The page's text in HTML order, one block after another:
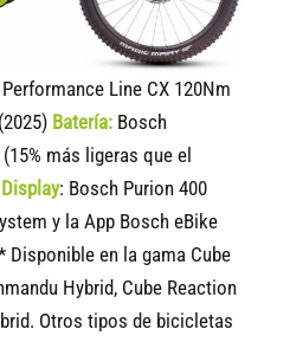
Line CX 120Nm
Batería: Bosch
más ligeras que el
Display: Bosch Purion 400
y la App Bosch eBike
Disponible en la gama Cube
Hybrid, Cube Reaction
Otros tipos de bicicletas